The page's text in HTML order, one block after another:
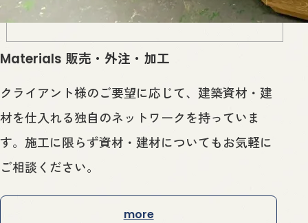
Materials 販売・外注・加工
クライアント様のご要望に応じて、建築資材・建
材を仕入れる独自のネットワークを持っていま
す。施工に限らず資材・建材についてもお気軽に
ご相談ください。
more